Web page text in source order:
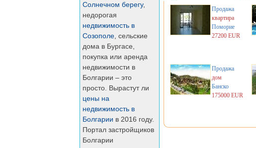
Солнечном берегу,
недорогая
недвижимость в
Созополе , сельские
дома в Бургасе,
покупка или аренда
недвижимости в
Болгарии – это
просто. Вырастут ли
цены на
недвижимость в
Болгарии в 2016 году.
Портал застройщиков
Болгарии
Продажа
квартира
Поморие
27200 EUR
Продажа
дом
Банско
175000 EUR